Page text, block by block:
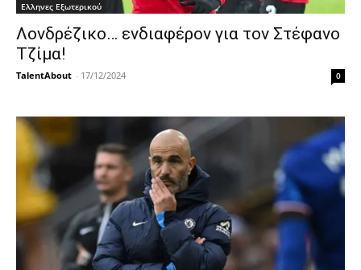
Ελληνες Εξωτερικού
Λονδρέζικο… ενδιαφέρον για τον Στέφανο
Τζίμα!
TalentAbout - 17/12/2024 0